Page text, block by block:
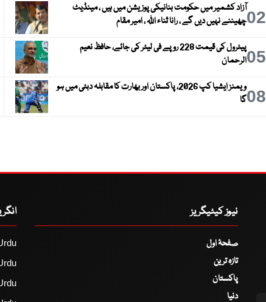
02آزاد کشمیر میں حکومت بنانیکی پوزیشن میں ہیں ، مینڈیٹ
چھیننے نہیں دیں گے ، رانا ثناء اللہ ، امیر مقام
05
پیٹرول کی قیمت 228 روپے فی لیٹر کی جائے، حافظ نعیم
الرحمان
08
ویمنز ایشیا کپ 2026، پاکستان اور بھارت کا مقابلہ دبئی میں ہو
گا
نیوز کیٹیگریز
صفحۂ اول
تازہ ترین
پاکستان
دنیا